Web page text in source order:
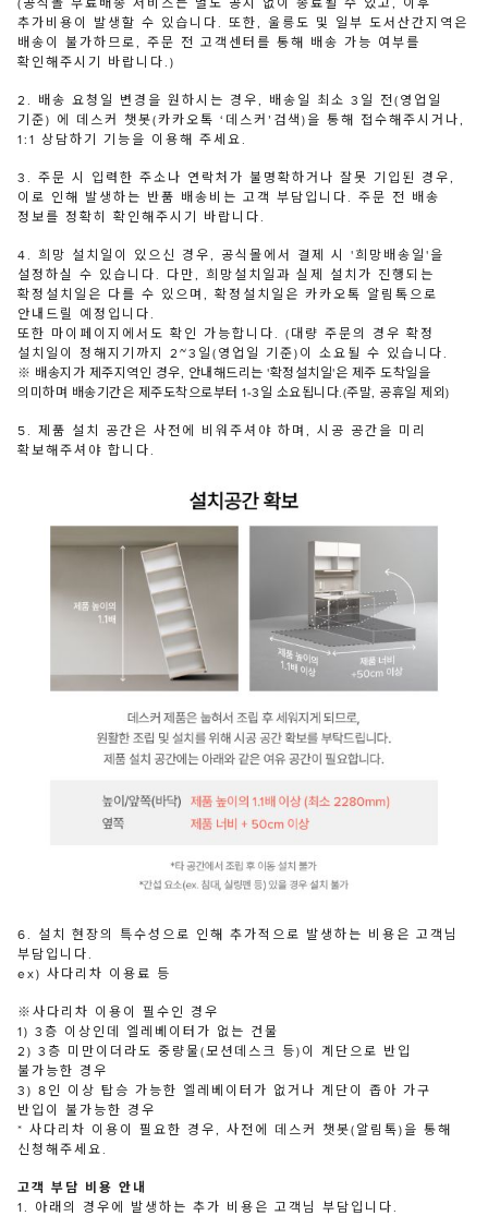
(공식몰 무료배송 서비스는 별도 공지 없이 종료될 수 있고, 이후
추가비용이 발생할 수 있습니다. 또한, 울릉도 및 일부 도서산간지역은
배송이 불가하므로, 주문 전 고객센터를 통해 배송 가능 여부를
확인해주시기 바랍니다.)
2. 배송 요청일 변경을 원하시는 경우, 배송일 최소 3일 전(영업일
기준) 에 데스커 챗봇(카카오톡 ‘데스커’검색)을 통해 접수해주시거나,
1:1 상담하기 기능을 이용해 주세요.
3. 주문 시 입력한 주소나 연락처가 불명확하거나 잘못 기입된 경우,
이로 인해 발생하는 반품 배송비는 고객 부담입니다. 주문 전 배송
정보를 정확히 확인해주시기 바랍니다.
4. 희망 설치일이 있으신 경우, 공식몰에서 결제 시 '희망배송일'을
설정하실 수 있습니다. 다만, 희망설치일과 실제 설치가 진행되는
확정설치일은 다를 수 있으며, 확정설치일은 카카오톡 알림톡으로
안내드릴 예정입니다.
또한 마이페이지에서도 확인 가능합니다. (대량 주문의 경우 확정
설치일이 정해지기까지 2~3일(영업일 기준)이 소요될 수 있습니다.
※ 배송지가 제주지역인 경우, 안내해드리는 '확정설치일'은 제주 도착일을
의미하며 배송기간은 제주도착으로부터 1-3일 소요됩니다.(주말, 공휴일 제외)
5. 제품 설치 공간은 사전에 비워주셔야 하며, 시공 공간을 미리
확보해주셔야 합니다.
6. 설치 현장의 특수성으로 인해 추가적으로 발생하는 비용은 고객님
부담입니다.
ex) 사다리차 이용료 등
※사다리차 이용이 필수인 경우
1) 3층 이상인데 엘레베이터가 없는 건물
2) 3층 미만이더라도 중량물(모션데스크 등)이 계단으로 반입
불가능한 경우
3) 8인 이상 탑승 가능한 엘레베이터가 없거나 계단이 좁아 가구
반입이 불가능한 경우
* 사다리차 이용이 필요한 경우, 사전에 데스커 챗봇(알림톡)을 통해
신청해주세요.
고객 부담 비용 안내
1. 아래의 경우에 발생하는 추가 비용은 고객님 부담입니다.